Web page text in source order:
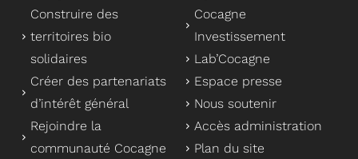
Construire des
territoires bio
solidaires
Créer des partenariats
d’intérêt général
Rejoindre la
communauté Cocagne
Cocagne
Investissement
Lab’Cocagne
Espace presse
Nous soutenir
Accès administration
Plan du site